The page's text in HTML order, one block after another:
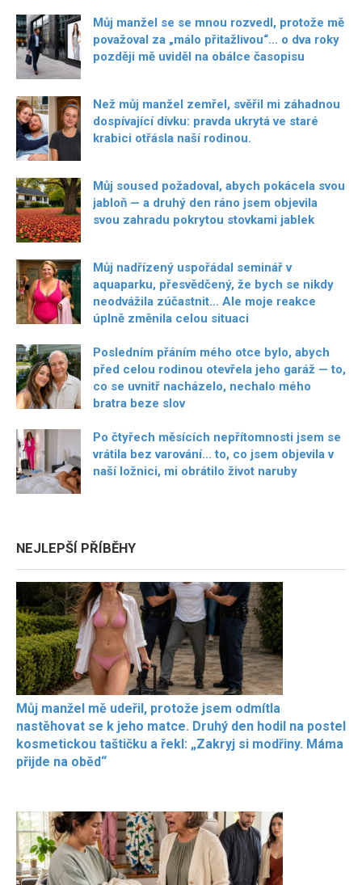
Můj manžel se se mnou rozvedl, protože mě
považoval za „málo přitažlivou“… o dva roky
později mě uviděl na obálce časopisu
Než můj manžel zemřel, svěřil mi záhadnou
dospívající dívku: pravda ukrytá ve staré
krabici otřásla naší rodinou.
Můj soused požadoval, abych pokácela svou
jabloň — a druhý den ráno jsem objevila
svou zahradu pokrytou stovkami jablek
Můj nadřízený uspořádal seminář v
aquaparku, přesvědčený, že bych se nikdy
neodvážila zúčastnit… Ale moje reakce
úplně změnila celou situaci
Posledním přáním mého otce bylo, abych
před celou rodinou otevřela jeho garáž — to,
co se uvnitř nacházelo, nechalo mého
bratra beze slov
Po čtyřech měsících nepřítomnosti jsem se
vrátila bez varování… to, co jsem objevila v
naší ložnici, mi obrátilo život naruby
NEJLEPŠÍ PŘÍBĚHY
Můj manžel mě udeřil, protože jsem odmítla
nastěhovat se k jeho matce. Druhý den hodil na postel
kosmetickou taštičku a řekl: „Zakryj si modřiny. Máma
přijde na oběd“